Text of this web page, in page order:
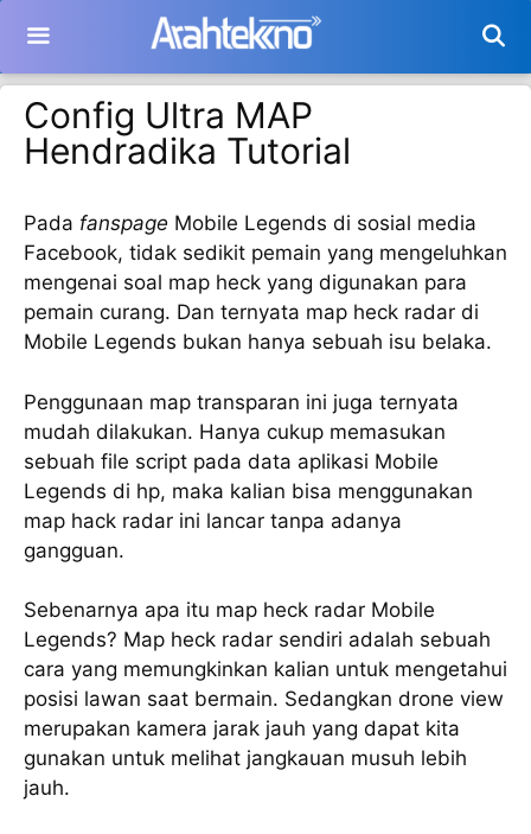
isi
Config Ultra MAP
Hendradika Tutorial
Pada fanspage Mobile Legends di sosial media
Facebook, tidak sedikit pemain yang mengeluhkan
mengenai soal map heck yang digunakan para
pemain curang. Dan ternyata map heck radar di
Mobile Legends bukan hanya sebuah isu belaka.
Penggunaan map transparan ini juga ternyata
mudah dilakukan. Hanya cukup memasukan
sebuah file script pada data aplikasi Mobile
Legends di hp, maka kalian bisa menggunakan
map hack radar ini lancar tanpa adanya
gangguan.
Sebenarnya apa itu map heck radar Mobile
Legends? Map heck radar sendiri adalah sebuah
cara yang memungkinkan kalian untuk mengetahui
posisi lawan saat bermain. Sedangkan drone view
merupakan kamera jarak jauh yang dapat kita
gunakan untuk melihat jangkauan musuh lebih
jauh.